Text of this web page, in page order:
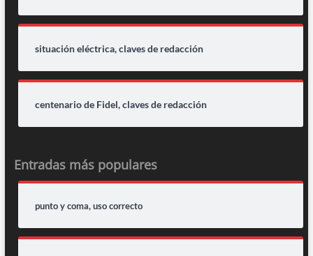
situación eléctrica, claves de redacción
centenario de Fidel, claves de redacción
Entradas más populares
punto y coma, uso correcto